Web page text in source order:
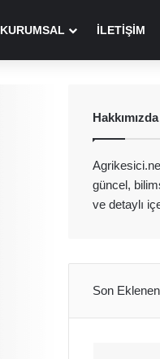
KURUMSAL İLETIŞIM
Hakkımızda
güncel,
ve detaylı
Son Eklenen